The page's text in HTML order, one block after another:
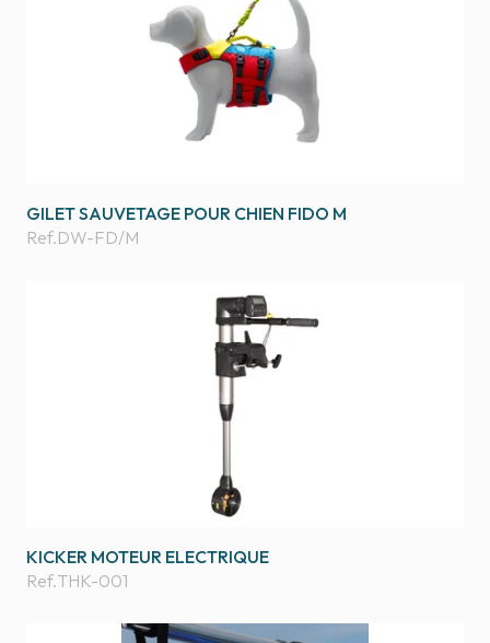
GILET SAUVETAGE POUR CHIEN FIDO M
Ref.DW-FD/M
KICKER MOTEUR ELECTRIQUE
Ref.THK-001